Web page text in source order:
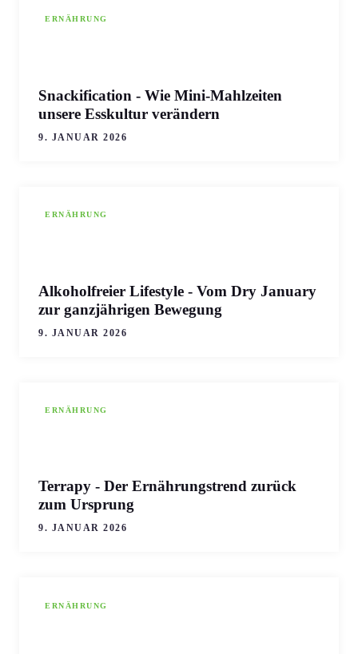
ERNÄHRUNG
Snackification - Wie Mini-Mahlzeiten
unsere Esskultur verändern
9. JANUAR 2026
ERNÄHRUNG
Alkoholfreier Lifestyle - Vom Dry January
zur ganzjährigen Bewegung
9. JANUAR 2026
ERNÄHRUNG
Terrapy - Der Ernährungstrend zurück
zum Ursprung
9. JANUAR 2026
ERNÄHRUNG